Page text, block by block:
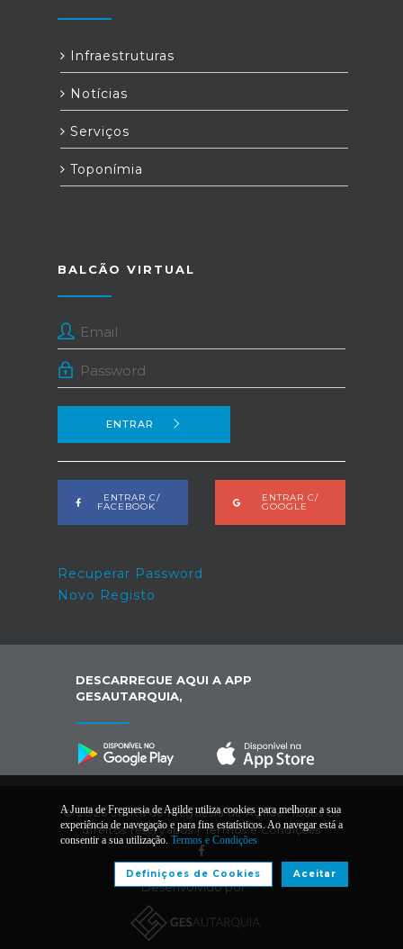
Infraestruturas
Notícias
Serviços
Toponímia
BALCÃO VIRTUAL
ENTRAR
ENTRAR C/
FACEBOOK
ENTRAR C/
GOOGLE
Recuperar Password
Novo Registo
DESCARREGUE AQUI A APP
GESAUTARQUIA,
© 2026 Junta de Freguesia de Agilde. Todos os
direitos reservados |Termos e Condições
Desenvolvido por:
A Junta de Freguesia de Agilde utiliza cookies para melhorar a sua
experiência de navegação e para fins estatísticos. Ao navegar está a
consentir a sua utilização. Termos e Condições
Aceitar
Definiçoes de Cookies